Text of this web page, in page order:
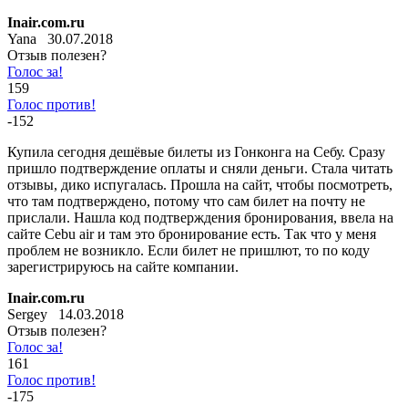
Inair.com.ru
Yana 30.07.2018
Отзыв полезен?
Голос за!
159
Голос против!
-152
Купила сегодня дешёвые билеты из Гонконга на Себу. Сразу
пришло подтверждение оплаты и сняли деньги. Стала читать
отзывы, дико испугалась. Прошла на сайт, чтобы посмотреть,
что там подтверждено, потому что сам билет на почту не
прислали. Нашла код подтверждения бронирования, ввела на
сайте Cebu air и там это бронирование есть. Так что у меня
проблем не возникло. Если билет не пришлют, то по коду
зарегистрируюсь на сайте компании.
Inair.com.ru
Sergey 14.03.2018
Отзыв полезен?
Голос за!
161
Голос против!
-175